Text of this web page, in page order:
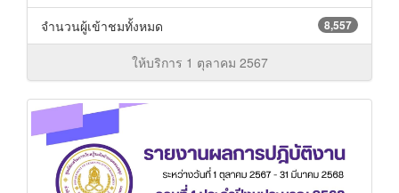
8,557
จำนวนผู้เข้าชมทั้งหมด
ให้บริการ 1 ตุลาคม 2567